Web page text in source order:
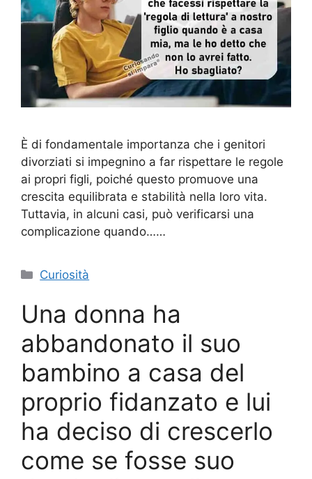
È di fondamentale importanza che i genitori
divorziati si impegnino a far rispettare le regole
ai propri figli, poiché questo promuove una
crescita equilibrata e stabilità nella loro vita.
Tuttavia, in alcuni casi, può verificarsi una
complicazione quando……
Categorie
Curiosità
Una donna ha
abbandonato il suo
bambino a casa del
proprio fidanzato e lui
ha deciso di crescerlo
come se fosse suo